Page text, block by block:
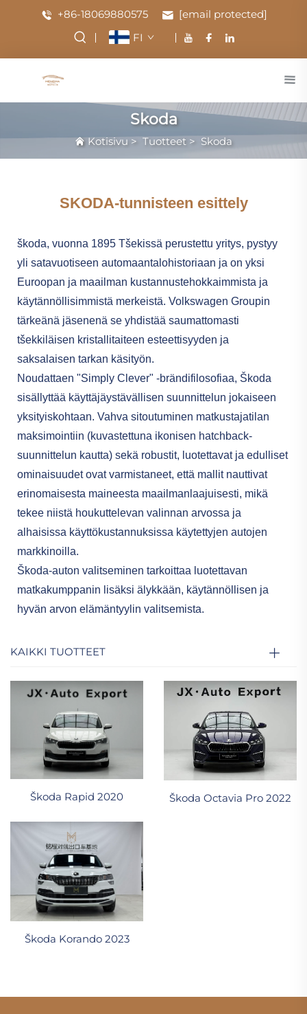
+86-18069880575
[email protected]
FI
Skoda
Kotisivu > Tuotteet > Skoda
SKODA-tunnisteen esittely
škoda, vuonna 1895 Tšekissä perustettu yritys, pystyy
yli satavuotiseen automaantalohistoriaan ja on yksi
Euroopan ja maailman kustannustehokkaimmista ja
käytännöllisimmistä merkeistä. Volkswagen Groupin
tärkeänä jäsenenä se yhdistää saumattomasti
tšekkiläisen kristallitaiteen esteettisyyden ja
saksalaisen tarkan käsityön.
Noudattaen "Simply Clever" -brändifilosofiaa, Škoda
sisällyttää käyttäjäystävällisen suunnittelun jokaiseen
yksityiskohtaan. Vahva sitoutuminen matkustajatilan
maksimointiin (kuvastettuna ikonisen hatchback-
suunnittelun kautta) sekä robustit, luotettavat ja edulliset
ominaisuudet ovat varmistaneet, että mallit nauttivat
erinomaisesta maineesta maailmanlaajuisesti, mikä
tekee niistä houkuttelevan valinnan arvossa ja
alhaisissa käyttökustannuksissa käytettyjen autojen
markkinoilla.
Škoda-auton valitseminen tarkoittaa luotettavan
matkakumppanin lisäksi älykkään, käytännöllisen ja
hyvän arvon elämäntyylin valitsemista.
KAIKKI TUOTTEET
Škoda Rapid 2020 Škoda Octavia Pro 2022
Škoda Korando 2023